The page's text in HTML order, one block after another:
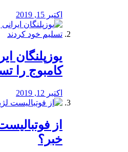
اکتبر 15, 2019
یوزپلنگان
کامبوج را
اکتبر 12, 2019
از
خبر؟